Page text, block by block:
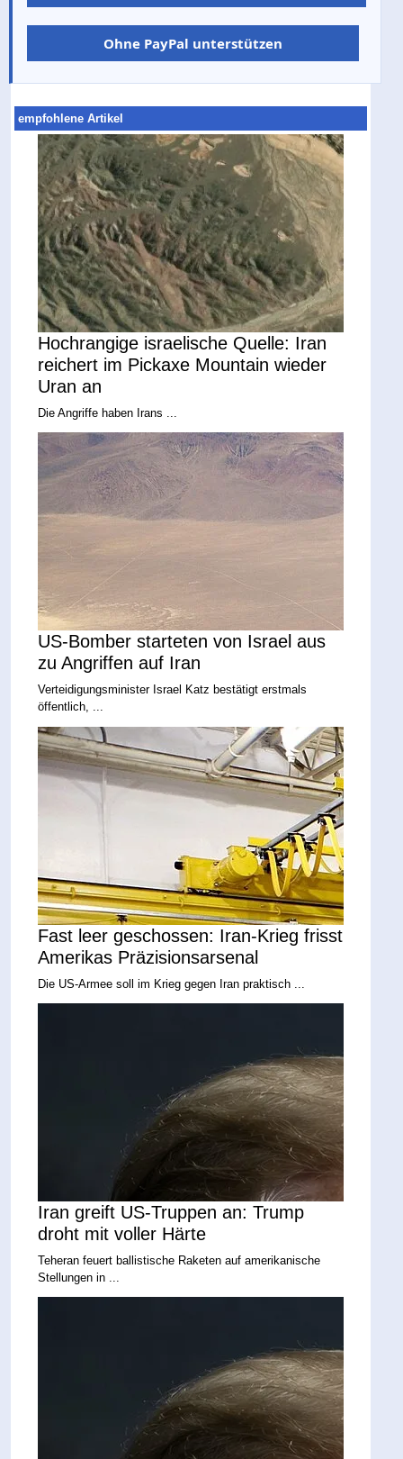
Ohne PayPal unterstützen
empfohlene Artikel
Hochrangige israelische Quelle: Iran
reichert im Pickaxe Mountain wieder
Uran an
Die Angriffe haben Irans ...
US-Bomber starteten von Israel aus
zu Angriffen auf Iran
Verteidigungsminister Israel Katz bestätigt erstmals
öffentlich, ...
Fast leer geschossen: Iran-Krieg frisst
Amerikas Präzisionsarsenal
Die US-Armee soll im Krieg gegen Iran praktisch ...
Iran greift US-Truppen an: Trump
droht mit voller Härte
Teheran feuert ballistische Raketen auf amerikanische
Stellungen in ...